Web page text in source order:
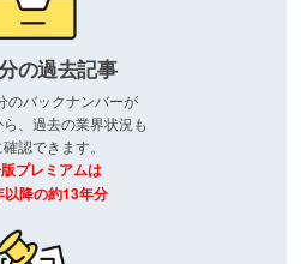
の過去記事
のバックナンバーが
、過去の業界状況も
認できます。
プレミアムは
降の約13年分